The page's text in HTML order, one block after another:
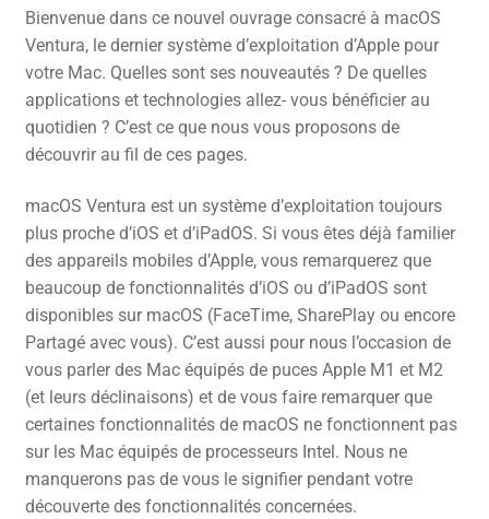
Bienvenue dans ce nouvel ouvrage consacré à macOS
Ventura, le dernier système d’exploitation d’Apple pour
votre Mac. Quelles sont ses nouveautés ? De quelles
applications et technologies allez- vous bénéficier au
quotidien ? C’est ce que nous vous proposons de
découvrir au fil de ces pages.
macOS Ventura est un système d’exploitation toujours
plus proche d’iOS et d’iPadOS. Si vous êtes déjà familier
des appareils mobiles d’Apple, vous remarquerez que
beaucoup de fonctionnalités d’iOS ou d’iPadOS sont
disponibles sur macOS (FaceTime, SharePlay ou encore
Partagé avec vous). C’est aussi pour nous l’occasion de
vous parler des Mac équipés de puces Apple M1 et M2
(et leurs déclinaisons) et de vous faire remarquer que
certaines fonctionnalités de macOS ne fonctionnent pas
sur les Mac équipés de processeurs Intel. Nous ne
manquerons pas de vous le signifier pendant votre
découverte des fonctionnalités concernées.